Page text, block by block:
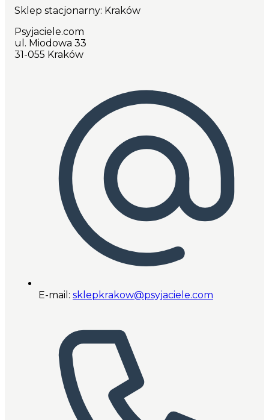
Sklep stacjonarny: Kraków
Psyjaciele.com
ul. Miodowa 33
31-055 Kraków
E-mail: sklepkrakow@psyjaciele.com